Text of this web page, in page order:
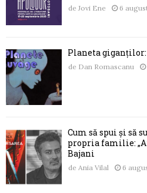
de Jovi Ene 6
Planeta giganților:
de Dan Romascanu
Cum să spui și să
propria familie:
Bajani
de Ania Vilal 6